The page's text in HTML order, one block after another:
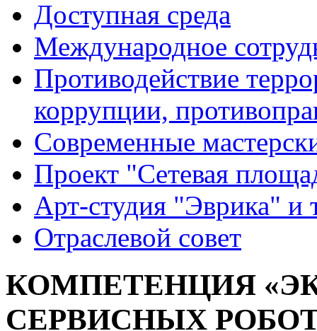
Доступная среда
Международное
Противодействие
коррупции,
Современные
Проект "Сетевая
Арт-студия "Эврика" и
Отраслевой совет
КОМПЕТЕНЦИЯ
СЕРВИСНЫХ